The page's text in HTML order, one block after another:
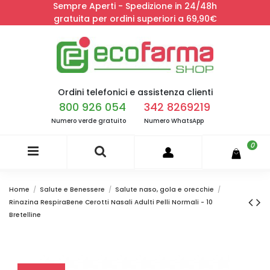
Sempre Aperti - Spedizione in 24/48h
gratuita per ordini superiori a 69,90€
Ordini telefonici e assistenza clienti
800 926 054
Numero verde gratuito
342 8269219
Numero WhatsApp
0
Home Salute e Benessere
Salute naso, gola e orecchie
Rinazina RespiraBene Cerotti Nasali Adulti Pelli Normali - 10
Bretelline